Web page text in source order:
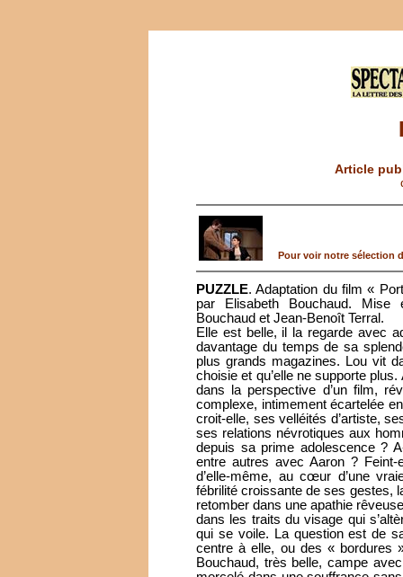
Article
Pour voir notre sélection
PUZZLE. Adaptation du film «
par Elisabeth Bouchaud. Mise
Bouchaud et Jean-Benoît Terral.
Elle est belle, il la regarde avec
davantage du temps de sa
plus grands magazines. Lou vit
choisie et qu’elle ne supporte
dans la perspective d’un film,
complexe, intimement écartelée
croit-elle, ses velléités d’artiste,
ses relations névrotiques aux
depuis sa prime adolescence ?
entre autres avec Aaron ?
d’elle-même, au cœur d’une
fébrilité croissante de ses gestes,
retomber dans une apathie
dans les traits du visage qui
qui se voile. La question est de
centre à elle, ou des « bordures
Bouchaud, très belle, campe